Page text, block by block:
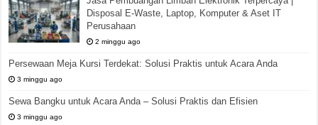
Disposal E-Waste, Laptop, Komputer & Aset IT
Perusahaan
2 minggu ago
Persewaan Meja Kursi Terdekat: Solusi Praktis untuk Acara Anda
3 minggu ago
Sewa Bangku untuk Acara Anda – Solusi Praktis dan Efisien
3 minggu ago